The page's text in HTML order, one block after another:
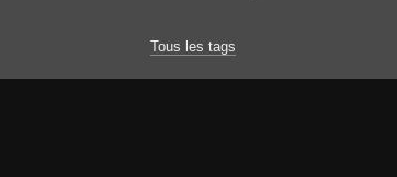
Tous les tags